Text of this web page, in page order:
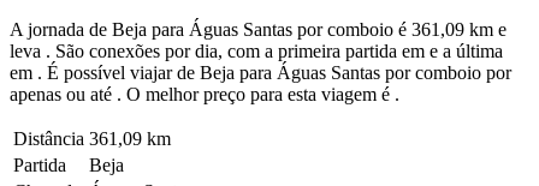
A jornada de Beja para Águas Santas por comboio é 361,09 km e
leva . São conexões por dia, com a primeira partida em e a última
em . É possível viajar de Beja para Águas Santas por comboio por
apenas ou até . O melhor preço para esta viagem é .
Distância 361,09 km
Partida
Beja